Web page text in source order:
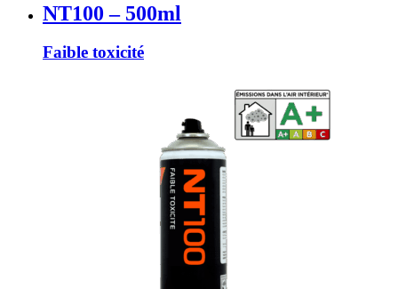
NT100 – 500ml
Faible toxicité